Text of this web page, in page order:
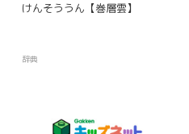
けんそううん【巻層雲】
辞典